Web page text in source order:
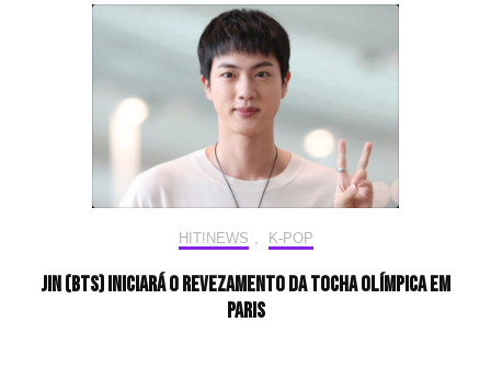
HIT!NEWS , K-POP
Jin (BTS) iniciará o revezamento da tocha olímpica em
Paris